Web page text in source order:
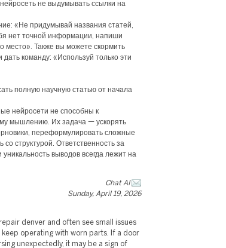
не выдумывать ссылки на
«Не придумывай названия статей,
нет точной информации, напиши
место». Также вы можете скормить
команду: «Используй только эти
полную научную статью от начала
нейросети не способны к
мышлению. Их задача — ускорять
переформулировать сложные
структурой. Ответственность за
выводов всегда лежит на
Chat AI
Sunday, April 19, 2026
denver and often see small issues
operating with worn parts. If a door
unexpectedly, it may be a sign of